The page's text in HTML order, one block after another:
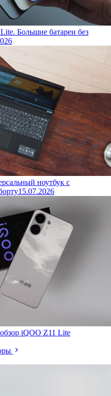
Большие батареи без
ноутбук с
15.07.2026
iQOO Z11 Lite